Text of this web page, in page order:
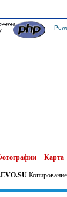
Карта